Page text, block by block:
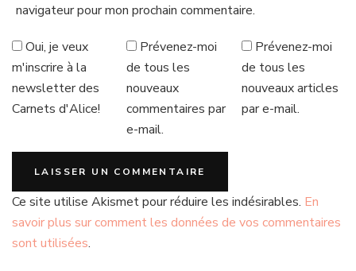
navigateur pour mon prochain commentaire.
Oui, je veux
m'inscrire à la
newsletter des
Carnets d'Alice!
Prévenez-moi
de tous les
nouveaux
commentaires par
e-mail.
Prévenez-moi
de tous les
nouveaux articles
par e-mail.
Ce site utilise Akismet pour réduire les indésirables. En
savoir plus sur comment les données de vos commentaires
sont utilisées.